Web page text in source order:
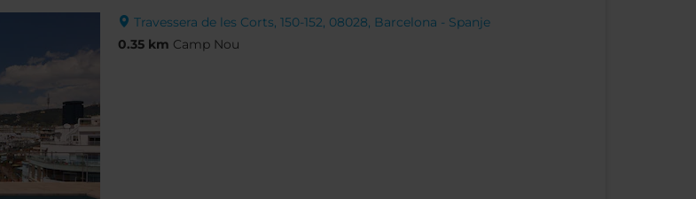
Travessera de les Corts, 150-152, 08028, Barcelona - Spanje
0.35 km Camp Nou